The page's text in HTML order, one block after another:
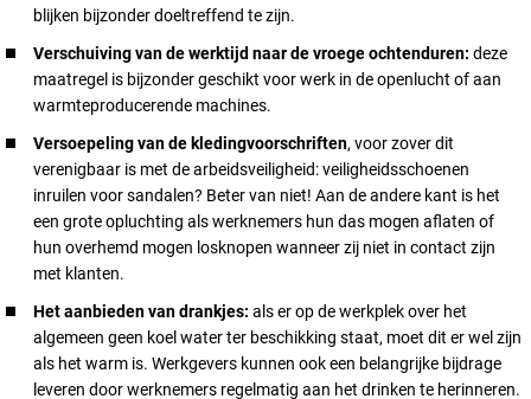
blijken bijzonder doeltreffend te zijn.
Verschuiving van de werktijd naar de vroege ochtenduren: deze
maatregel is bijzonder geschikt voor werk in de openlucht of aan
warmteproducerende machines.
Versoepeling van de kledingvoorschriften, voor zover dit
verenigbaar is met de arbeidsveiligheid: veiligheidsschoenen
inruilen voor sandalen? Beter van niet! Aan de andere kant is het
een grote opluchting als werknemers hun das mogen aflaten of
hun overhemd mogen losknopen wanneer zij niet in contact zijn
met klanten.
Het aanbieden van drankjes: als er op de werkplek over het
algemeen geen koel water ter beschikking staat, moet dit er wel zijn
als het warm is. Werkgevers kunnen ook een belangrijke bijdrage
leveren door werknemers regelmatig aan het drinken te herinneren.